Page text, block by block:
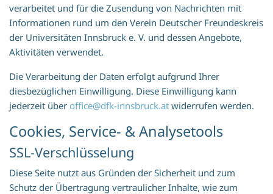
verarbeitet und für die Zusendung von Nachrichten mit
Informationen rund um den Verein Deutscher Freundeskreis
der Universitäten Innsbruck e. V. und dessen Angebote,
Aktivitäten verwendet.
Die Verarbeitung der Daten erfolgt aufgrund Ihrer
diesbezüglichen Einwilligung. Diese Einwilligung kann
jederzeit über office@dfk-innsbruck.at widerrufen werden.
Cookies, Service- & Analysetools
SSL-Verschlüsselung
Diese Seite nutzt aus Gründen der Sicherheit und zum
Schutz der Übertragung vertraulicher Inhalte, wie zum